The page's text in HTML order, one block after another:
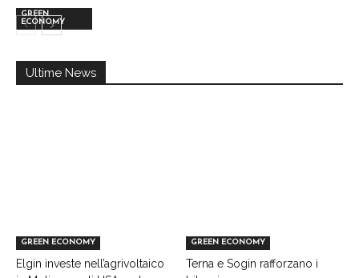
GREEN
ECONOMY
Ultime News
GREEN ECONOMY
Elgin investe nell’agrivoltaico
GREEN ECONOMY
Terna e Sogin rafforzano i